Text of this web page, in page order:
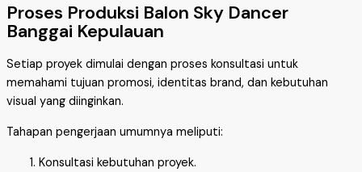
Proses Produksi Balon Sky Dancer
Banggai Kepulauan
Setiap proyek dimulai dengan proses konsultasi untuk
memahami tujuan promosi, identitas brand, dan kebutuhan
visual yang diinginkan.
Tahapan pengerjaan umumnya meliputi:
Konsultasi kebutuhan proyek.